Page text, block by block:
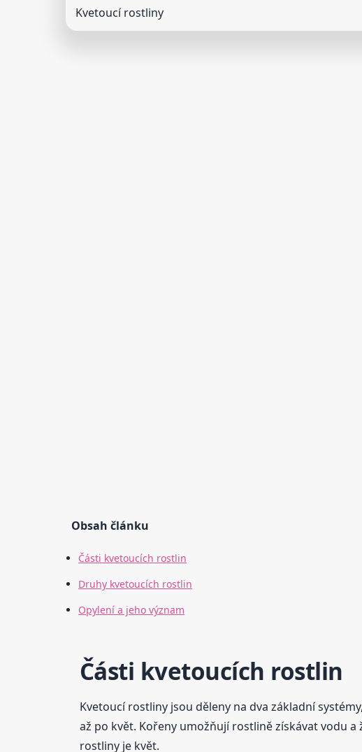
Kvetoucí rostliny
Obsah článku
Části kvetoucích rostlin
Druhy kvetoucích rostlin
Opylení a jeho význam
Části kvetoucích rostlin
Kvetoucí rostliny jsou děleny na dva základní
až po květ. Kořeny umožňují rostlině získávat vodu
rostliny je květ.